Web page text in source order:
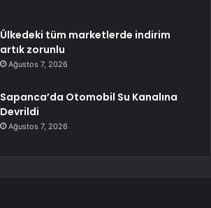
Ülkedeki tüm marketlerde indirim
artık zorunlu
Ağustos 7, 2026
Sapanca’da Otomobil Su Kanalına
Devrildi
Ağustos 7, 2026